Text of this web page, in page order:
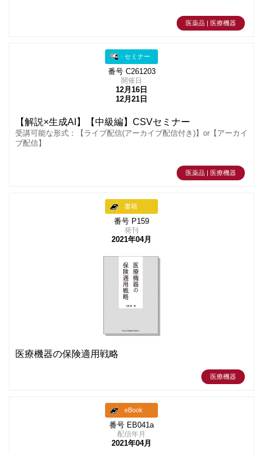
医薬品 | 医療機器
セミナー
番号 C261203
開催日
12月16日
12月21日
【解説×生成AI】【中級編】CSVセミナー
受講可能な形式：【ライブ配信(アーカイブ配信付き)】or【アーカイ
ブ配信】
医薬品 | 医療機器
書籍
番号 P159
発刊
2021年04月
医療機器の保険適用戦略
医療機器
eBook
番号 EB041a
配信年月
2021年04月